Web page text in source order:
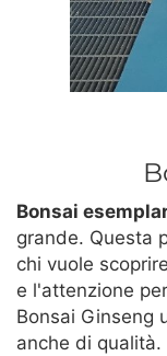
Bonsai
grande. Questa
chi vuole
e l'attenzione
Bonsai Ginseng
anche di